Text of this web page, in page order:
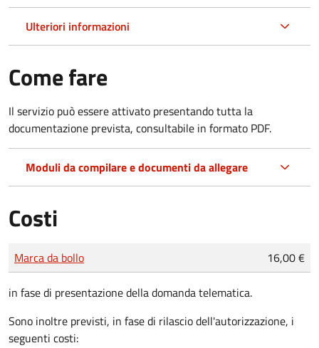
Ulteriori informazioni
Come fare
Il servizio può essere attivato presentando tutta la
documentazione prevista, consultabile in formato PDF.
Moduli da compilare e documenti da allegare
Costi
Tipo di pagamento
Importo
Marca da bollo 16,00 €
in fase di presentazione della domanda telematica.
Sono inoltre previsti, in fase di rilascio dell'autorizzazione, i
seguenti costi: